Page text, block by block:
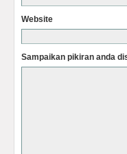
Website
Sampaikan pikiran anda